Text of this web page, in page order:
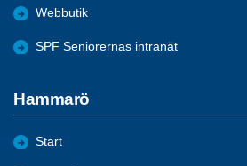
Webbutik
SPF Seniorernas intranät
Hammarö
Start